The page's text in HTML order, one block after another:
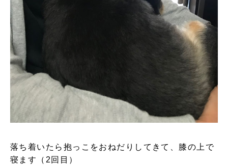
落ち着いたら抱っこをおねだりしてきて、膝の上で
寝ます（2回目）